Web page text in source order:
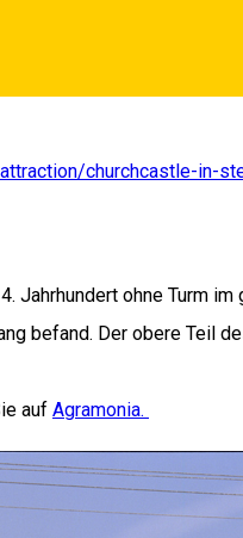
churchcastle-in-
Jahrhundert ohne Turm
befand. Der obere Teil
auf Agramonia.